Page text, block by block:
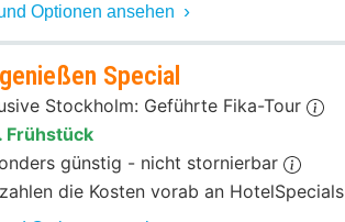
Optionen ansehen
Special
Stockholm: Geführte Fika-Tour
Frühstück
günstig - nicht stornierbar
die Kosten vorab an HotelSpecials